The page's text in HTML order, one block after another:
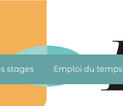
stages Emploi du temps